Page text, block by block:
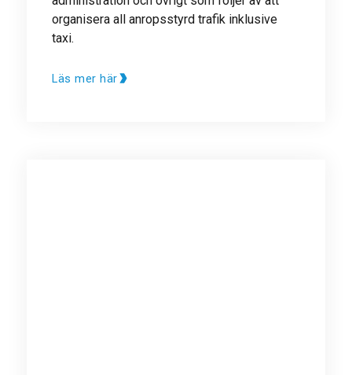
organisera all anropsstyrd trafik inklusive
taxi.
Läs mer här